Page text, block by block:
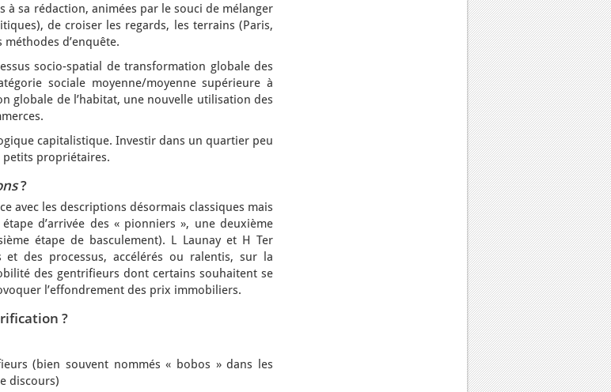
sa rédaction, animées par le souci de mélanger
de croiser les regards, les terrains (Paris,
d’enquête.
socio-spatial de transformation globale des
sociale moyenne/moyenne supérieure à
globale de l’habitat, une nouvelle utilisation des
capitalistique. Investir dans un quartier peu
propriétaires.
?
avec les descriptions désormais classiques mais
d’arrivée des « pionniers », une deuxième
étape de basculement). L Launay et H Ter
des processus, accélérés ou ralentis, sur la
des gentrifieurs dont certains souhaitent se
l’effondrement des prix immobiliers.
?
(bien souvent nommés « bobos » dans les
discours)